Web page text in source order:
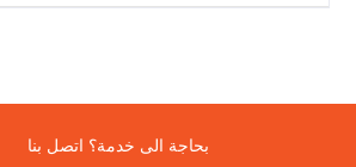
© حقوق النشر 2026. جميع الحقوق محفوظة.
بحاجة الى خدمة؟ اتصل بنا